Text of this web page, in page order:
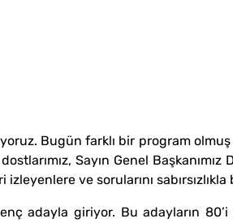
Bugün farklı bir program
Sayın Genel
ve sorularını
adayla giriyor. Bu adayların